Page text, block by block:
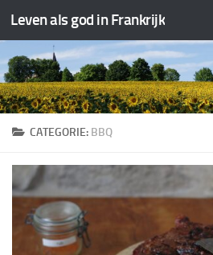
Doorgaan naar inhoud
Leven als god in Frankrijk
CATEGORIE: BBQ